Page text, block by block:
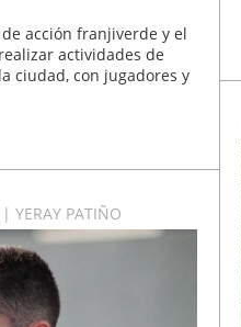
acción franjiverde y el
actividades de
ciudad, con jugadores y
YERAY PATIÑO